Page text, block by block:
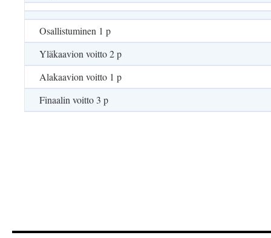
Osallistuminen 1 p
Yläkaavion voitto 2 p
Alakaavion voitto 1 p
Finaalin voitto 3 p